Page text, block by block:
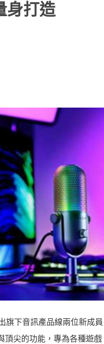
身打造
旗下音訊產品線兩位新成
尖的功能，專為各種遊